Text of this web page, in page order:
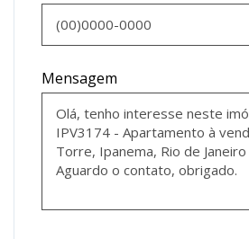
Mensagem